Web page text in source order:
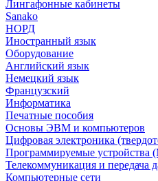
Лингафонные кабинеты
Sanako
НОРД
Иностранный язык
Оборудование
Английский язык
Немецкий язык
Французский
Информатика
Печатные пособия
Основы ЭВМ и компьютеров
Цифровая электроника
Программируемые
Телекоммуникация и передача
Компьютерные сети